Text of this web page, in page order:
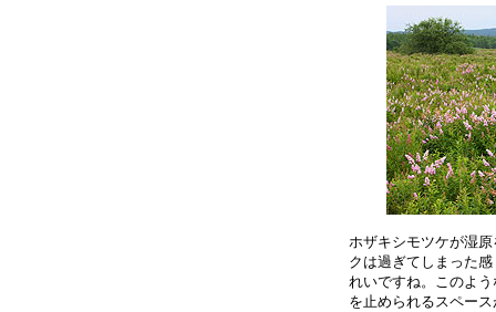
ホザキシモツケが湿
クは過ぎてしまった
れいですね。このよ
を止められるスペー